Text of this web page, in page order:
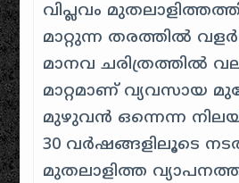
വിപ്ലവം
മാറ്റുന്ന തരത്തിൽ
മാനവ ചരിത്രത്തിൽ
മാറ്റമാണ് വ്യവസായ
മുഴുവൻ ഒന്നെന്ന
30 വർഷങ്ങളിലൂടെ
മുതലാളിത്ത